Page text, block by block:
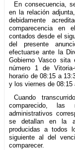
En consecuencia,
en la relación
debidamente
comparecencia en
contados desde el
del presente
efectuarse ante la
Gobierno Vasco sita
número 1 de
horario de 08:15 a
y los viernes de 08:15
Cuando
comparecido, las
administrativos
se detallan en la
producidas a todos
siguiente al del
comparecer.